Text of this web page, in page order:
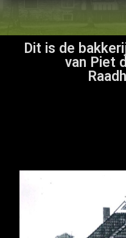
Dit is de
van Piet